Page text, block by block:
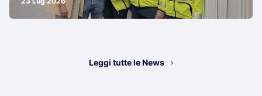
Leggi tutte le News